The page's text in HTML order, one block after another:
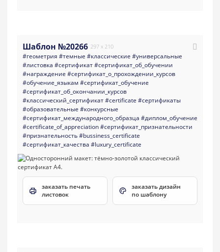
Шаблон №20266 297 x 210
#геометрия #темные #классические #универсальные
#листовка #сертификат#сертификат_об_обучении
#награждение #сертификат_о_прохождении_курсов
#обучение_языкам #сертификат_обучение
#сертификат_об_окончании_курсов
#классический_сертификат#certificate #сертификаты
#образовательные #конкурсные
#сертификат_международного_образца #диплом_обучение
#certificate_of_appreciation#сертификат_признательности
#признательность#bussiness_certificate
#сертификат_качества #luxury_certificate
заказать печать
листовок
заказать дизайн
по шаблону